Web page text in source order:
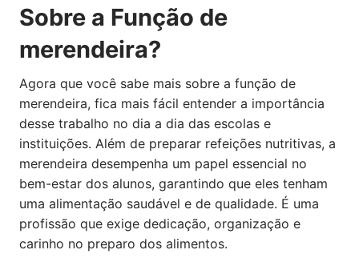
Sobre a Função de
merendeira?
Agora que você sabe mais sobre a função de
merendeira, fica mais fácil entender a importância
desse trabalho no dia a dia das escolas e
instituições. Além de preparar refeições nutritivas, a
merendeira desempenha um papel essencial no
bem-estar dos alunos, garantindo que eles tenham
uma alimentação saudável e de qualidade. É uma
profissão que exige dedicação, organização e
carinho no preparo dos alimentos.